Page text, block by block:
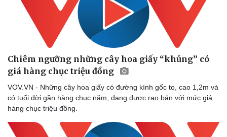
Chiêm ngưỡng những cây hoa giấy “khủng” có
giá hàng chục triệu đồng
VOV.VN - Những cây hoa giấy có đường kính gốc to, cao 1,2m và
có tuổi đời gần hàng chục năm, đang được rao bán với mức giá
hàng chục triệu đồng.